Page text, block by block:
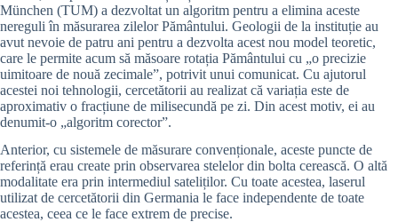
München (TUM) a dezvoltat un algoritm pentru a elimina aceste
nereguli în măsurarea zilelor Pământului. Geologii de la instituție au
avut nevoie de patru ani pentru a dezvolta acest nou model teoretic,
care le permite acum să măsoare rotația Pământului cu „o precizie
uimitoare de nouă zecimale”, potrivit unui comunicat. Cu ajutorul
acestei noi tehnologii, cercetătorii au realizat că variația este de
aproximativ o fracțiune de milisecundă pe zi. Din acest motiv, ei au
denumit-o „algoritm corector”.
Anterior, cu sistemele de măsurare convenționale, aceste puncte de
referință erau create prin observarea stelelor din bolta cerească. O altă
modalitate era prin intermediul sateliților. Cu toate acestea, laserul
utilizat de cercetătorii din Germania le face independente de toate
acestea, ceea ce le face extrem de precise.